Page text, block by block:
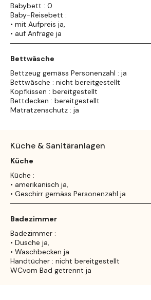
Babybett : 0
Baby-Reisebett :
• mit Aufpreis ja,
• auf Anfrage ja
Bettwäsche
Bettzeug gemäss Personenzahl : ja
Bettwäsche : nicht bereitgestellt
Kopfkissen : bereitgestellt
Bettdecken : bereitgestellt
Matratzenschutz : ja
Küche & Sanitäranlagen
Küche
Küche :
• amerikanisch ja,
• Geschirr gemäss Personenzahl ja
Badezimmer
Badezimmer :
• Dusche ja,
• Waschbecken ja
Handtücher : nicht bereitgestellt
WCvom Bad getrennt ja